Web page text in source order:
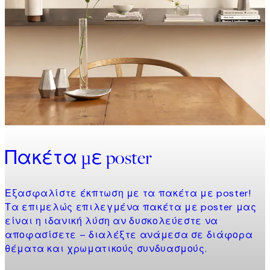
Πακέτα με poster
Εξασφαλίστε έκπτωση με τα πακέτα με poster!
Τα επιμελώς επιλεγμένα πακέτα με poster μας
είναι η ιδανική λύση αν δυσκολεύεστε να
αποφασίσετε – διαλέξτε ανάμεσα σε διάφορα
θέματα και χρωματικούς συνδυασμούς.